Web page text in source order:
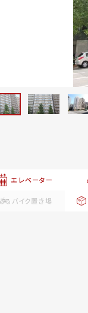
エレベーター
バイク置き場